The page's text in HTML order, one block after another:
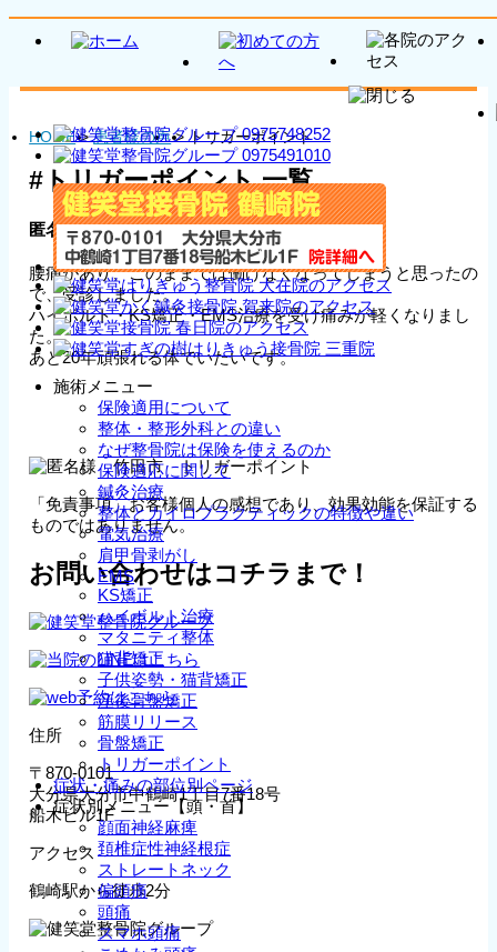
施術メニュー
保険適用について
整体・整形外科との違い
なぜ整骨院は保険を使えるのか
保険適応に関して
鍼灸治療
整体とカイロプラクティックの特徴や違い
電気治療
肩甲骨剥がし
EMS
KS矯正
ハイボルト治療
マタニティ整体
猫背矯正
子供姿勢・猫背矯正
産後骨盤矯正
筋膜リリース
骨盤矯正
トリガーポイント
症状・痛みの部位別ページ
症状別メニュー【頭・首】
顔面神経麻痺
頚椎症性神経根症
ストレートネック
偏頭痛
頭痛
スマホ頭痛
HOME>患者様の声>トリガーポイント
#トリガーポイント 一覧
匿名様 竹田市 トリガーポイント
腰痛があり、このままでは働けなくなってしまうと思ったの
で、受診しました。
ハイボルト・KS矯正・EMS治療を受け痛みが軽くなりまし
た。
あと20年頑張れる体でいたいです。
「免責事項」お客様個人の感想であり、効果効能を保証する
ものではありません。
お問い合わせはコチラまで！
住所
〒870-0101
大分県大分市中鶴崎1丁目7番18号
船木ビル1F
アクセス
鶴崎駅から徒歩2分